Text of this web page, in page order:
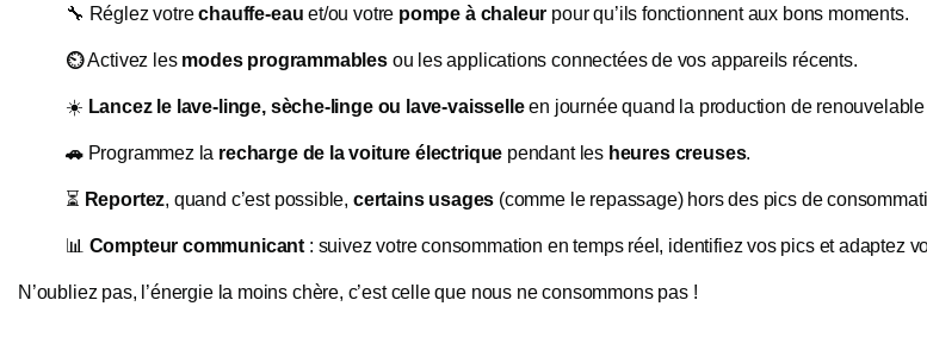
🔧 Réglez votrechauffe-eau et/ou votre pompe à chaleur pour qu’ils fonctionnent aux bons moments.
⏲️Activez les modes programmablesou les applications connectées de vos appareils récents.
☀️ Lancez le lave-linge, sèche-linge ou lave-vaisselleen journée quand la production de renouvelable
🚗 Programmez la recharge de la voiture électrique pendant les heures creuses.
⏳ Reportez, quand c’est possible, certains usages (comme le repassage) hors des pics de
📊 Compteur communicant : suivez votre consommation en temps réel, identifiez vos pics et adaptez
N’oubliez pas, l’énergie la moins chère, c’est celle que nous ne consommons pas !